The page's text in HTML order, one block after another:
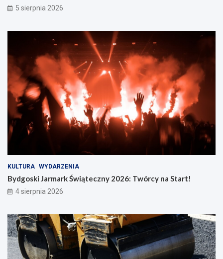
5 sierpnia 2026
KULTURA WYDARZENIA
Bydgoski Jarmark Świąteczny 2026: Twórcy na Start!
4 sierpnia 2026